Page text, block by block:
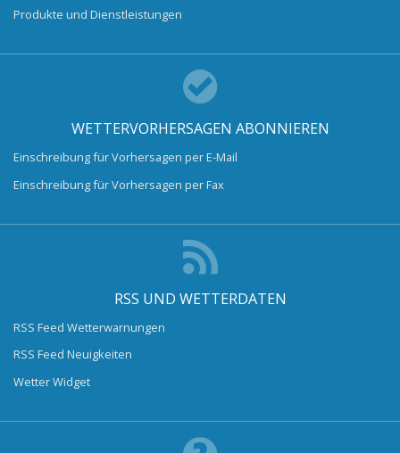
Produkte und Dienstleistungen
WETTERVORHERSAGEN ABONNIEREN
Einschreibung für Vorhersagen per E-Mail
Einschreibung für Vorhersagen per Fax
RSS UND WETTERDATEN
RSS Feed Wetterwarnungen
RSS Feed Neuigkeiten
Wetter Widget